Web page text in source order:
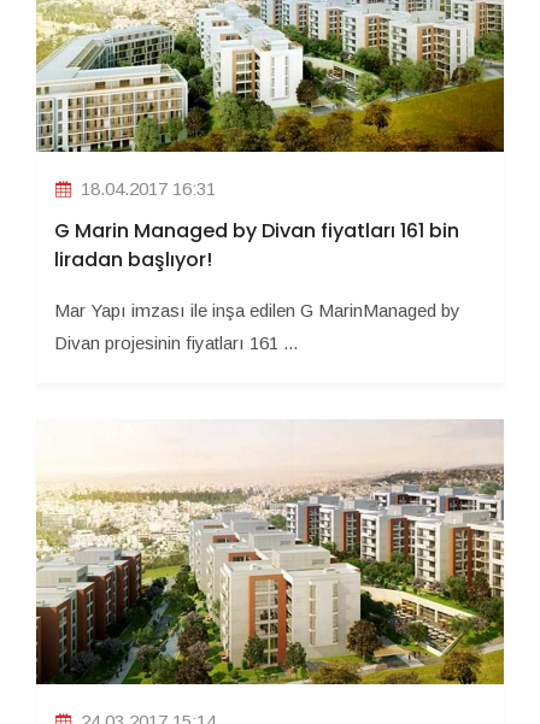
18.04.2017 16:31
G Marin Managed by Divan fiyatları 161 bin
liradan başlıyor!
Mar Yapı imzası ile inşa edilen G MarinManaged by
Divan projesinin fiyatları 161 ...